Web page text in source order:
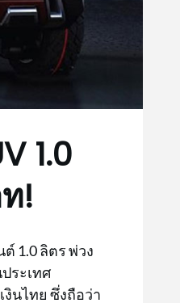
1.0
!
1.0 ลิตร พ่วง
ระเทศ
นไทย ซึ่งถือว่า